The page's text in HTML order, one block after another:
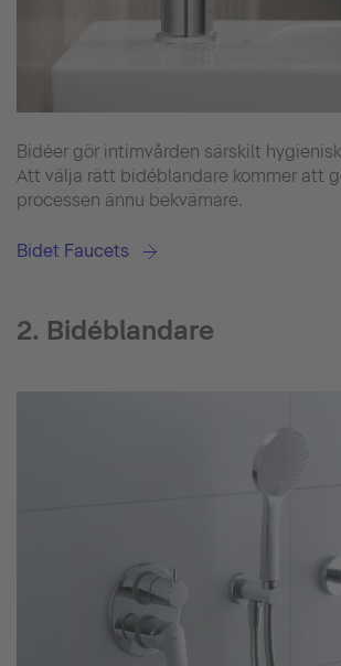
Bidéer gör intimvården särskilt
Att välja rätt bidéblandare kommer att
processen ännu bekvämare.
Bidet Faucets
2. Bidéblandare